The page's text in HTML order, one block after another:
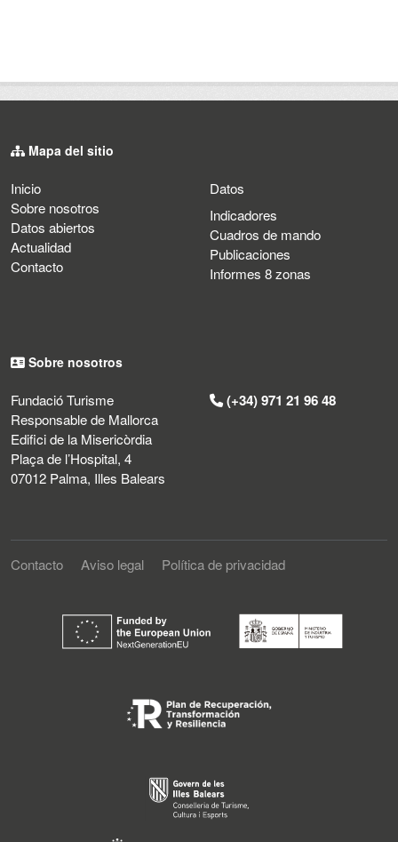
Mapa del sitio
Inicio
Sobre nosotros
Datos abiertos
Actualidad
Contacto
Datos
Indicadores
Cuadros de mando
Publicaciones
Informes 8 zonas
Sobre nosotros
Fundació Turisme
Responsable de Mallorca
Edifici de la Misericòrdia
Plaça de l’Hospital, 4
07012 Palma, Illes Balears
(+34) 971 21 96 48
Contacto Aviso legal Política de privacidad